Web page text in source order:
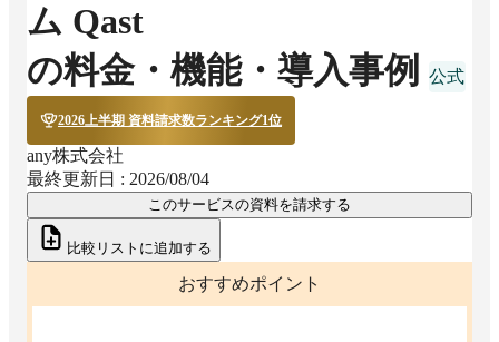
ム Qast
の料金・機能・導入事例
2026上半期 資料請求数ランキング1位
any株式会社
最終更新日 : 2026/08/04
このサービスの資料を請求する
比較リストに追加する
おすすめポイント